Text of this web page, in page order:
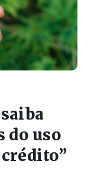
do uso